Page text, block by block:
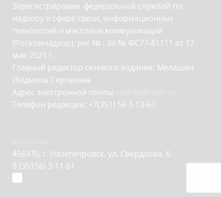
Зарегистрирован федеральной службой по
надзору в сфере связи, информационных
технологий и массовых коммуникаций
(Роскомнадзор), рег № : Эл № ФС77-81111 от 17
мая 2021 г.
Главный редактор сетевого издания: Мелашич
Людмила Сергеевна
Адрес электронной почты:
Телефон редакции: +7(351) 56 3-13-63
456970, г. Нязепетровск, ул. Свердлова, 6
8 (35156) 3-11-61